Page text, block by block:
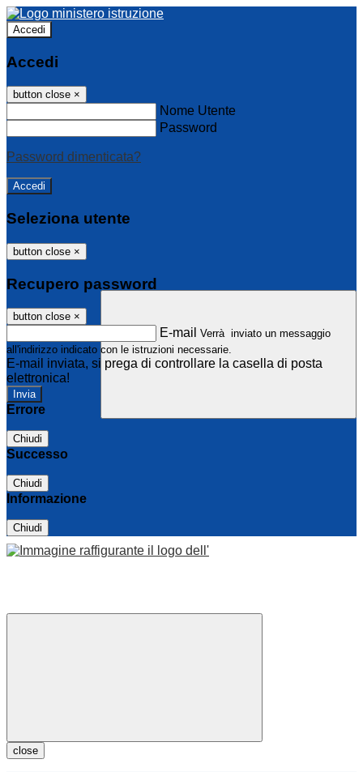
Accedi
Accedi
button close ×
Nome Utente
Password
Password dimenticata?
Seleziona utente
button close ×
Recupero password
button close ×
E-mail Verrà inviato un messaggio
all'indirizzo indicato con le istruzioni necessarie.
E-mail inviata, si prega di controllare la casella di posta
elettronica!
Errore
Chiudi
Successo
Chiudi
Informazione
Chiudi
close